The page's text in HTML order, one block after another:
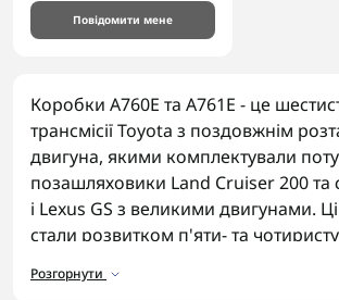
Повідомити мене
Коробки A760E та A761E - це
трансмісії Toyota з поздовжнім
двигуна, якими комплектували
позашляховики Land Cruiser 200 та
і Lexus GS з великими двигунами.
стали розвитком п'яти- та
для кращої паливної економічності
Розгорнути